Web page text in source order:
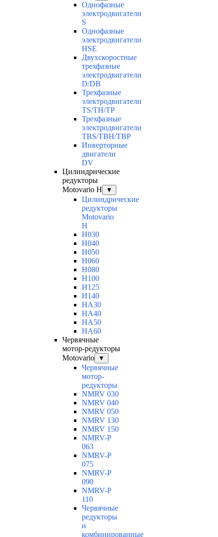
Однофазные
электродвигатели
S
Однофазные
электродвигатели
HSE
Двухскоростные
трехфазные
электродвигатели
D/DB
Трехфазные
электродвигатели
TS/TH/TP
Трехфазные
электродвигатели
TBS/TBH/TBP
Инверторные
двигатели
DV
Цилиндрические
редукторы
Motovario H
▼
Цилиндрические
редукторы
Motovario
H
H030
H040
H050
H060
H080
H100
H125
H140
HA30
HA40
HA50
HA60
Червячные
мотор-редукторы
Motovario
▼
Червячные
мотор-
редукторы
NMRV 030
NMRV 040
NMRV 050
NMRV 130
NMRV 150
NMRV-P
063
NMRV-P
075
NMRV-P
090
NMRV-P
110
Червячные
редукторы
и
комбинированные